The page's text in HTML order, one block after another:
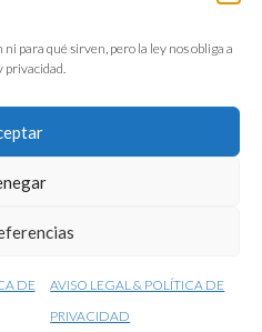
para qué sirven, pero la ley nos obliga a
privacidad.
DE
AVISO LEGAL & POLÍTICA DE
PRIVACIDAD
en modo ‘slow
en el Ibón del Cau.
TV
NUESTROS LIBROS